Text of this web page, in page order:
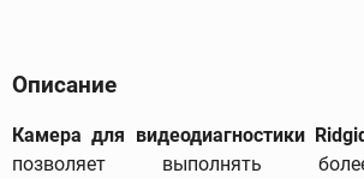
Описание
Камера для видеодиагностики
позволяет выполнять